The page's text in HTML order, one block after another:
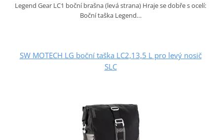
Legend Gear LC1 boční brašna (levá strana) Hraje se dobře s ocelí:
Boční taška Legend…
SW MOTECH LG boční taška LC2,13,5 L pro levý nosič
SLC